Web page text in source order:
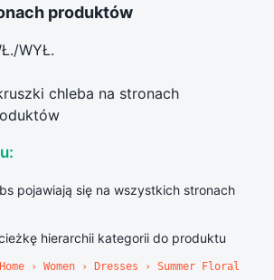
produktów
WYŁ.
chleba na stronach
pojawiają się na wszystkich stronach
hierarchii kategorii do produktu
Home › Women › Dresses › Summer Floral